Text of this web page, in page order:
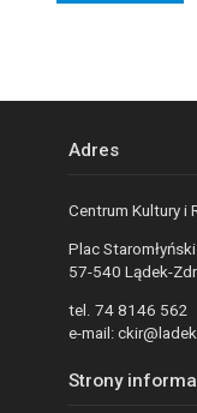
Adres
Centrum Kultury i
Plac
57-540 Lądek-
tel. 74 8146 562
e-mail:
Strony